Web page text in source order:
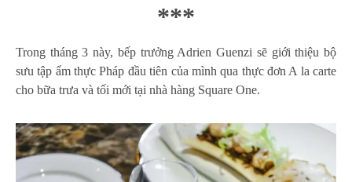
***
Trong tháng 3 này, bếp trưởng Adrien Guenzi sẽ giới thiệu bộ
sưu tập ẩm thực Pháp đầu tiên của mình qua thực đơn A la carte
cho bữa trưa và tối mới tại nhà hàng Square One.